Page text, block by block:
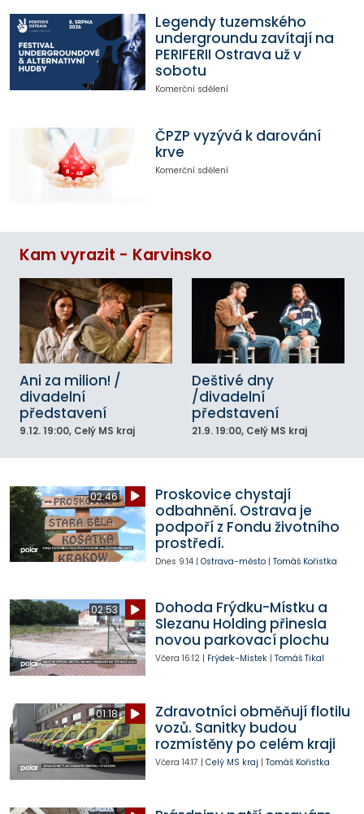
Legendy tuzemského
undergroundu zavítají na
PERIFERII Ostrava už v
sobotu
Komerční sdělení
ČPZP vyzývá k darování
krve
Komerční sdělení
Kam vyrazit - Karvinsko
Ani za milion! /
divadelní
představení
9.12. 19:00, Celý MS kraj
Deštivé dny
/divadelní
představení
21.9. 19:00, Celý MS kraj
02:46
Proskovice chystají
odbahnění. Ostrava je
podpoří z Fondu životního
prostředí.
Dnes 9:14| Ostrava-město| Tomáš Kořistka
02:53
Dohoda Frýdku-Místku a
Slezanu Holding přinesla
novou parkovací plochu
Včera 16:12| Frýdek-Místek| Tomáš Tikal
01:18
Zdravotníci obměňují flotilu
vozů. Sanitky budou
rozmístěny po celém kraji
Včera 14:17 | Celý MS kraj | Tomáš Kořistka